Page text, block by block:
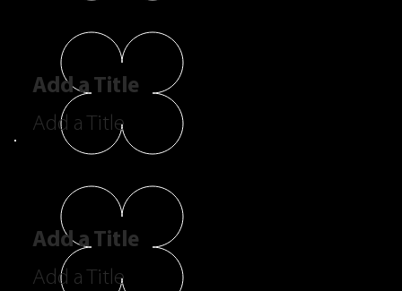
Add a Title
Add a Title
Add a Title
Add a Title